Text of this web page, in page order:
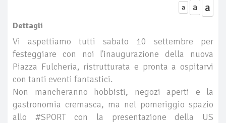
a a a
Dettagli
Vi aspettiamo tutti sabato 10 settembre per
festeggiare con noi l'inaugurazione della nuova
Piazza Fulcheria, ristrutturata e pronta a ospitarvi
con tanti eventi fantastici.
Non mancheranno hobbisti, negozi aperti e la
gastronomia cremasca, ma nel pomeriggio spazio
allo #SPORT con la presentazione della US